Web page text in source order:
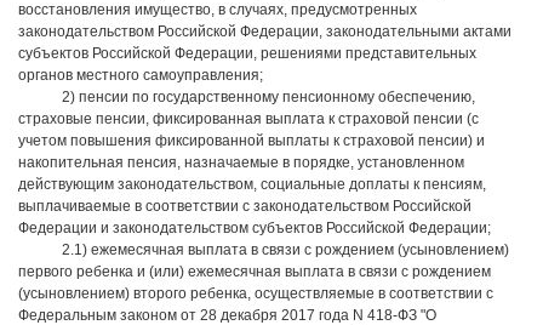
восстановления имущество, в случаях, предусмотренных
законодательством Российской Федерации, законодательными актами
субъектов Российской Федерации, решениями представительных
органов местного самоуправления;
2) пенсии по государственному пенсионному обеспечению,
страховые пенсии, фиксированная выплата к страховой пенсии (с
учетом повышения фиксированной выплаты к страховой пенсии) и
накопительная пенсия, назначаемые в порядке, установленном
действующим законодательством, социальные доплаты к пенсиям,
выплачиваемые в соответствии с законодательством Российской
Федерации и законодательством субъектов Российской Федерации;
2.1) ежемесячная выплата в связи с рождением (усыновлением)
первого ребенка и (или) ежемесячная выплата в связи с рождением
(усыновлением) второго ребенка, осуществляемые в соответствии с
Федеральным законом от 28 декабря 2017 года N 418-ФЗ "О